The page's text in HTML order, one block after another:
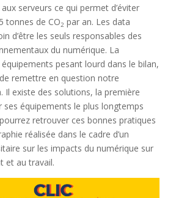
serveurs ce qui permet d’éviter
tonnes de CO2 par an. Les data
d’être les seuls responsables des
du numérique. La
pesant lourd dans le bilan,
remettre en question notre
Il existe des solutions, la première
ses équipements le plus longtemps
retrouver ces bonnes pratiques
réalisée dans le cadre d’un
sur les impacts du numérique sur
et au travail.